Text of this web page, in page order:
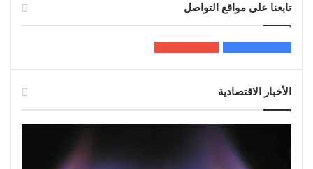
تابعنا على مواقع التواصل
الأخبار الاقتصادية